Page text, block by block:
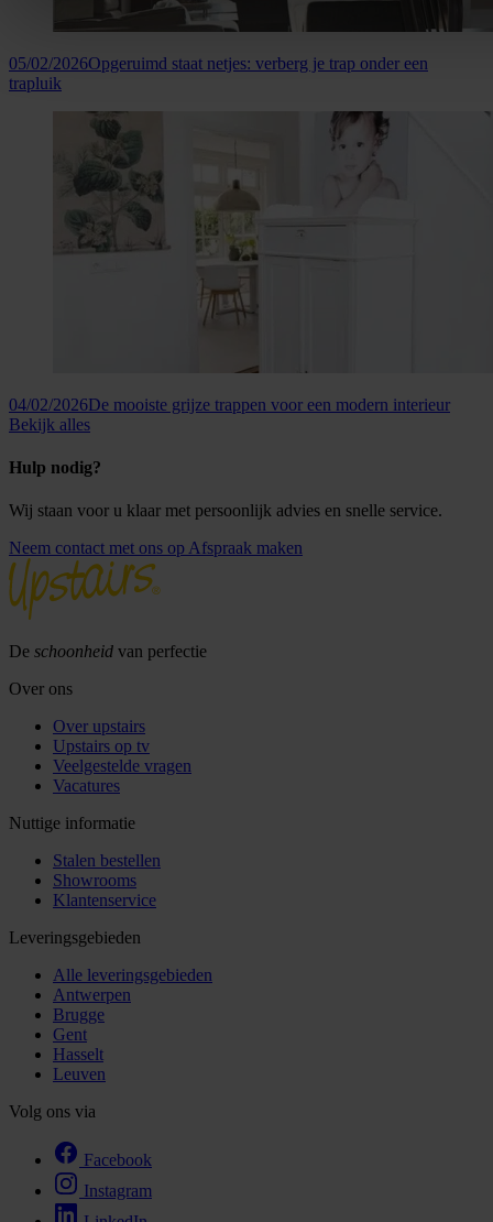
05/02/2026Opgeruimd staat netjes: verberg je trap onder een
trapluik
04/02/2026De mooiste grijze trappen voor een modern interieur
Bekijk alles
Hulp nodig?
Wij staan voor u klaar met persoonlijk advies en snelle service.
Neem contact met ons op Afspraak maken
De schoonheid van perfectie
Over ons
Over upstairs
Upstairs op tv
Veelgestelde vragen
Vacatures
Nuttige informatie
Stalen bestellen
Showrooms
Klantenservice
Leveringsgebieden
Alle leveringsgebieden
Antwerpen
Brugge
Gent
Hasselt
Leuven
Volg ons via
Facebook
Instagram